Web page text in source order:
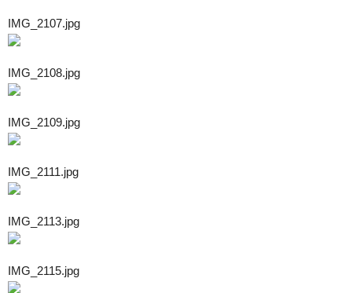
IMG_2107.jpg
IMG_2108.jpg
IMG_2109.jpg
IMG_2111.jpg
IMG_2113.jpg
IMG_2115.jpg